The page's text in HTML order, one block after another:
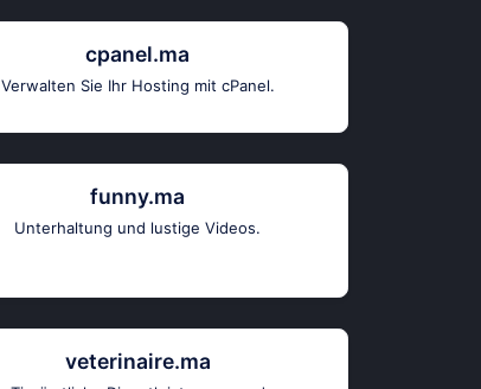
cpanel.ma
Verwalten Sie Ihr Hosting mit cPanel.
funny.ma
Unterhaltung und lustige Videos.
veterinaire.ma